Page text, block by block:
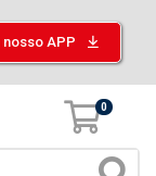
nosso APP
0